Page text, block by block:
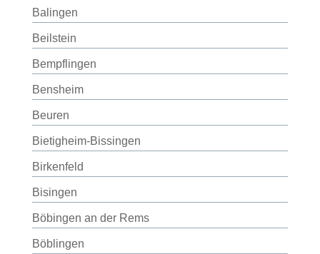
Balingen
Beilstein
Bempflingen
Bensheim
Beuren
Bietigheim-Bissingen
Birkenfeld
Bisingen
Böbingen an der Rems
Böblingen